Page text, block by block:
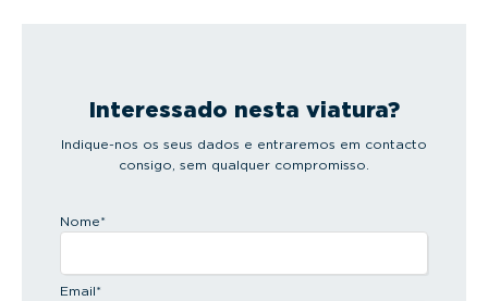
Interessado nesta viatura?
Indique-nos os seus dados e entraremos em contacto
consigo, sem qualquer compromisso.
Nome*
Email*